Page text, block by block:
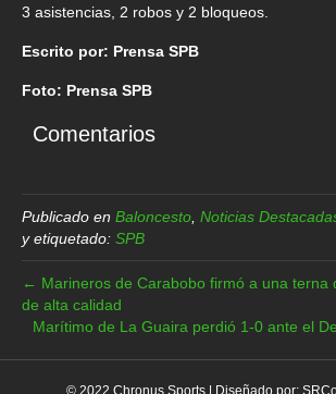
3 asistencias, 2 robos y 2 bloqueos.
Escrito por: Prensa SPB
Foto: Prensa SPB
Comentarios
Publicado en Baloncesto Noticias
y etiquetado: SPB
← Marineros de Carabobo firmó a una terna
de alta calidad
Marítimo de La Guaira perdió 1-0 ante el
© 2022 Chronus Sports | Diseñado por: